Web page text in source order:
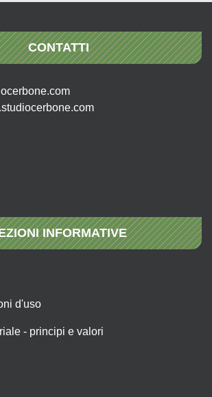
CONTATTI
INFORMATIVE
d'uso
- principi e valori